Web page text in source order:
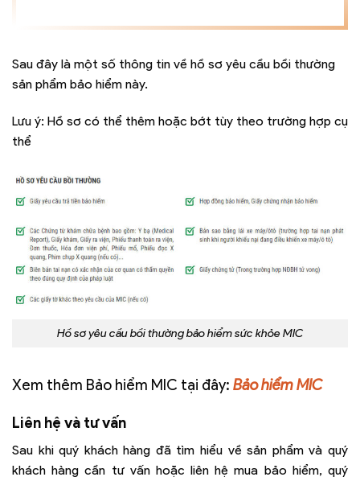
Sau đây là một số thông tin về hồ sơ yêu cầu bồi thường
sản phẩm bảo hiểm này.
Lưu ý: Hồ sơ có thể thêm hoặc bớt tùy theo trường hợp cụ
thể
Hồ sơ yêu cầu bồi thường bảo hiểm sức khỏe MIC
Xem thêm Bảo hiểm MIC tại đây: Bảo hiểm MIC
Liên hệ và tư vấn
Sau khi quý khách hàng đã tìm hiểu về sản phẩm và quý
khách hàng cần tư vấn hoặc liên hệ mua bảo hiểm, quý